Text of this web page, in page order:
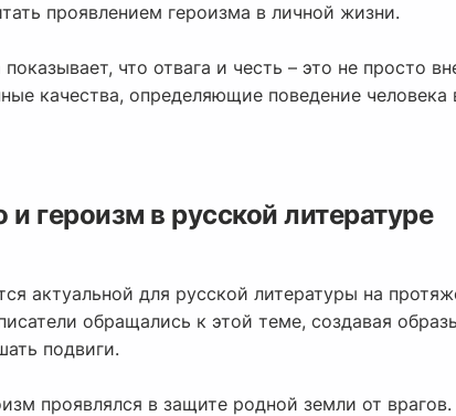
проявлением героизма в личной жизни.
что отвага и честь – это не просто
качества, определяющие поведение
героизм в русской литературе
актуальной для русской литературы на
обращались к этой теме, создавая
подвиги.
проявлялся в защите родной земли от